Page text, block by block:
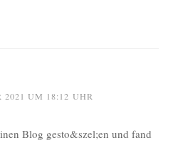
2021 UM 18:12 UHR
Blog gesto&szel;en und fand